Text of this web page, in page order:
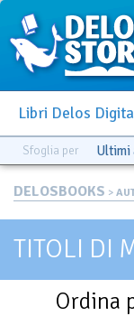
Libri Delos
Sfoglia per Ultimi
DELOSBOOKS >
TITOLI DI
Ordina